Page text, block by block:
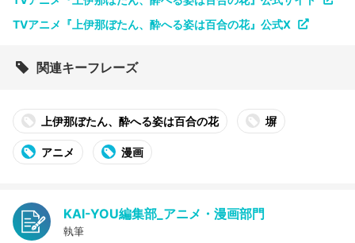
TVアニメ『上伊那ぼたん、酔へる姿は百合の花』公式X
関連キーフレーズ
上伊那ぼたん、酔へる姿は百合の花 塀
アニメ 漫画
KAI-YOU編集部_アニメ・漫画部門
執筆